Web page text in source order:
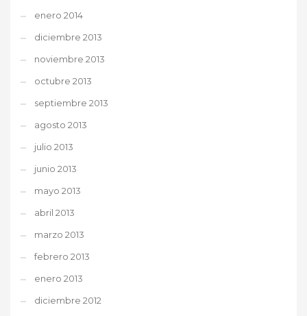
enero 2014
diciembre 2013
noviembre 2013
octubre 2013
septiembre 2013
agosto 2013
julio 2013
junio 2013
mayo 2013
abril 2013
marzo 2013
febrero 2013
enero 2013
diciembre 2012